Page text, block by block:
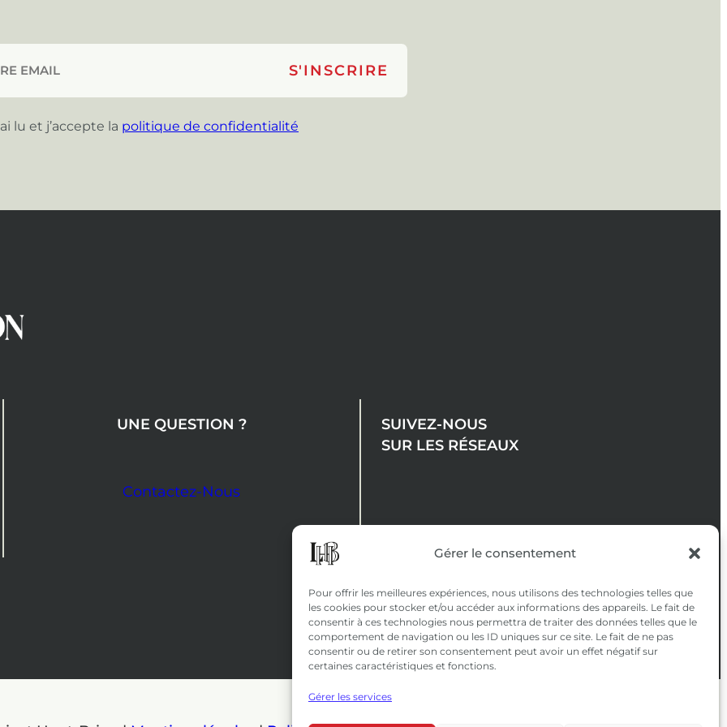
Gérer le consentement
Pour offrir les meilleures expériences, nous utilisons des technologies telles que
les cookies pour stocker et/ou accéder aux informations des appareils. Le fait de
consentir à ces technologies nous permettra de traiter des données telles que le
comportement de navigation ou les ID uniques sur ce site. Le fait de ne pas
consentir ou de retirer son consentement peut avoir un effet négatif sur
certaines caractéristiques et fonctions.
Gérer les services
lu et j’accepte la politique de confidentialité
UNE QUESTION ?
Contactez-Nous
SUIVEZ-NOUS
SUR LES RÉSEAUX